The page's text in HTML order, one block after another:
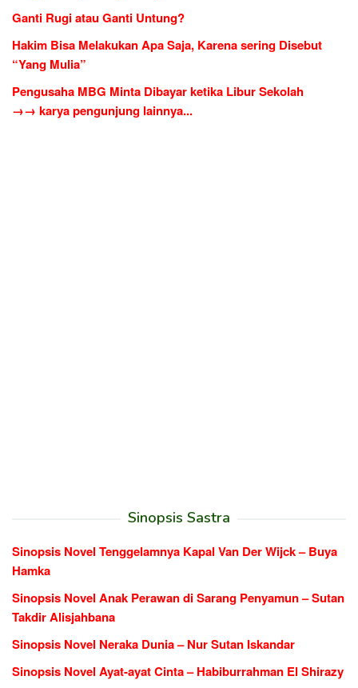
Ganti Rugi atau Ganti Untung?
Hakim Bisa Melakukan Apa Saja, Karena sering Disebut
“Yang Mulia”
Pengusaha MBG Minta Dibayar ketika Libur Sekolah
→→ karya pengunjung lainnya...
Sinopsis Sastra
Sinopsis Novel Tenggelamnya Kapal Van Der Wijck – Buya
Hamka
Sinopsis Novel Anak Perawan di Sarang Penyamun – Sutan
Takdir Alisjahbana
Sinopsis Novel Neraka Dunia – Nur Sutan Iskandar
Sinopsis Novel Ayat-ayat Cinta – Habiburrahman El Shirazy